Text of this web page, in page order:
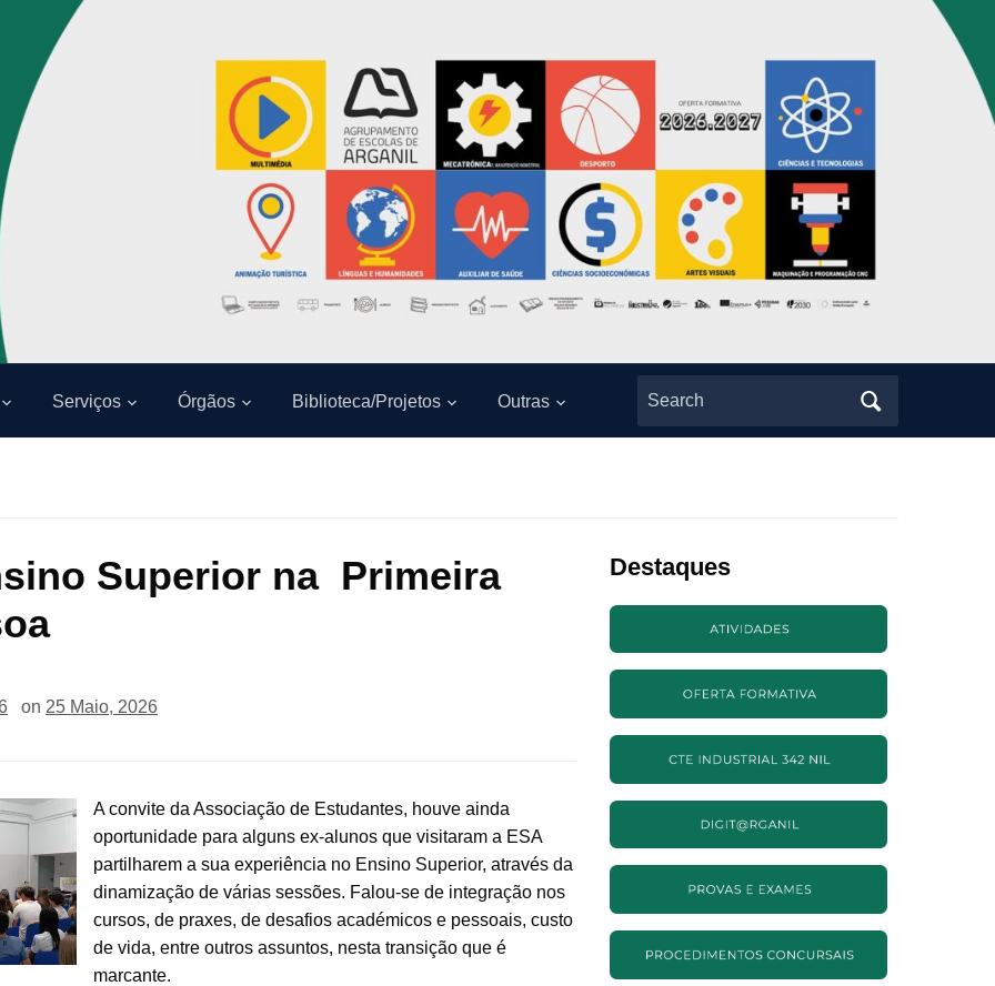
Serviços Órgãos Biblioteca/Projetos Outras
Search
for:
Superior na Primeira
on 25 Maio, 2026
A convite da Associação de Estudantes, houve ainda
oportunidade para alguns ex-alunos que visitaram a ESA
partilharem a sua experiência no Ensino Superior, através da
dinamização de várias sessões. Falou-se de integração nos
cursos, de praxes, de desafios académicos e pessoais, custo
de vida, entre outros assuntos, nesta transição que é
marcante.
Destaques